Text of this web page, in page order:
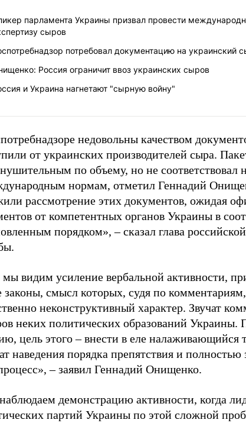
парламента Украины призвал провести
сыров
потребовал документацию на украинский
Россия ограничит ввоз украинских сыров
и Украина нагнетают "сырную войну"
недовольны качеством
от украинских производителей сыра.
по объему, но не соответствовал
нормам, отметил Геннадий
рассмотрение этих документов, ожидая
от компетентных органов Украины в
порядком», – сказал глава
мы видим усиление вербальной активности,
законы, смысл которых, судя по
неконструктивный характер. Звучат
неких политических образований
цель этого – внести в еле налаживающийся
наведения порядка препятствия и полностью
– заявил Геннадий Онищенко.
демонстрацию активности, когда
партий Украины по этой сложной